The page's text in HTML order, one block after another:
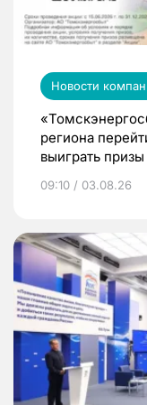
Новости
региона
выиграть призы
09:10 / 03.08.26